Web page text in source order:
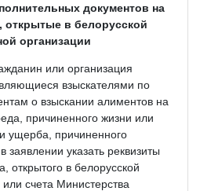
документов на
открытые в белорусской
организации
или организация
взыскателями по
о взыскании алиментов на
причиненного жизни или
ущерба, причиненного
заявлении указать реквизиты
открытого в белорусской
счета Министерства